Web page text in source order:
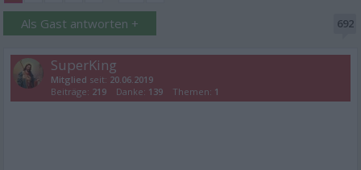
Als Gast antworten + 692
SuperKing
Mitglied seit: 20.06.2019
Beiträge: 219 Danke: 139 Themen: 1